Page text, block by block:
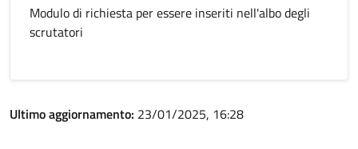
Modulo di richiesta per essere inseriti nell'albo degli
scrutatori
Ultimo aggiornamento: 23/01/2025, 16:28